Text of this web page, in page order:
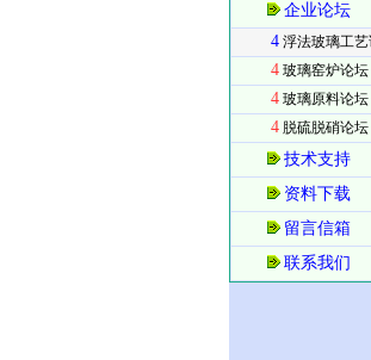
企业论坛
4 浮法玻璃工
4 玻璃窑炉论坛
4 玻璃原料论坛
4 脱硫脱硝论坛
技术支持
资料下载
留言信箱
联系我们